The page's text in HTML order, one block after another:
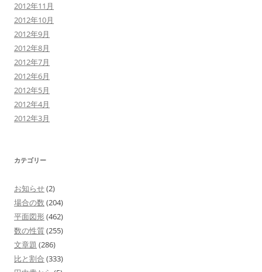
2012年11月
2012年10月
2012年9月
2012年8月
2012年7月
2012年6月
2012年5月
2012年4月
2012年3月
カテゴリー
お知らせ(2)
場合の数 (204)
平面図形(462)
数の性質(255)
文章題 (286)
比と割合 (333)